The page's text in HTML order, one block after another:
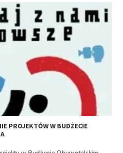
PROJEKTÓW W BUDŻECIE